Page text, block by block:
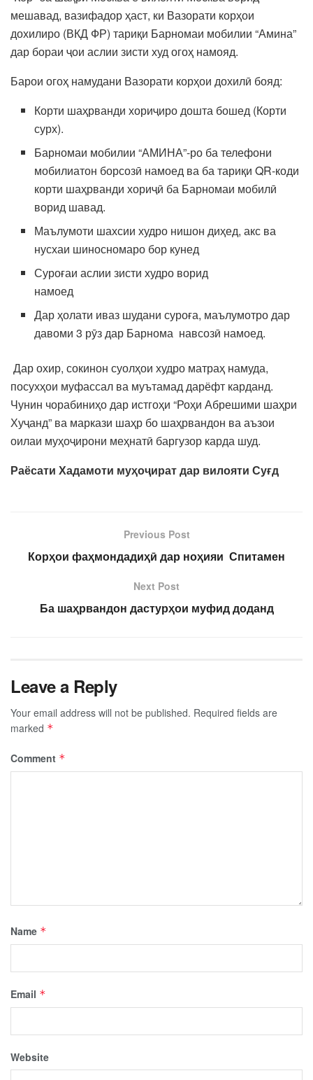
мешавад, вазифадор ҳаст, ки Вазорати корҳои
дохилиро (ВКД ФР) тариқи Барномаи мобилии “Амина”
дар бораи ҷои аслии зисти худ огоҳ намояд.
Барои огоҳ намудани Вазорати корҳои дохилӣ бояд:
Корти шаҳрванди хориҷиро дошта бошед (Корти
сурх).
Барномаи мобилии “АМИНА”-ро ба телефони
мобилиатон борсозӣ намоед ва ба тариқи QR-коди
корти шаҳрванди хориҷӣ ба Барномаи мобилӣ
ворид шавад.
Маълумоти шахсии худро нишон диҳед, акс ва
нусхаи шиносномаро бор кунед
Суроғаи аслии зисти худро ворид
намоед
Дар ҳолати иваз шудани суроға, маълумотро дар
давоми 3 рӯз дар Барнома навсозӣ намоед.
Дар охир, сокинон суолҳои худро матраҳ намуда,
посухҳои муфассал ва муътамад дарёфт карданд.
Чунин чорабиниҳо дар истгоҳи “Роҳи Абрешими шаҳри
Хуҷанд” ва маркази шаҳр бо шаҳрвандон ва аъзои
оилаи муҳоҷирони меҳнатӣ баргузор карда шуд.
Раёсати Хадамоти муҳоҷират дар вилояти Суғд
Previous Post
Корҳои фаҳмондадиҳӣ дар ноҳияи Спитамен
Next Post
Ба шаҳрвандон дастурҳои муфид доданд
Leave a Reply
Your email address will not be published. Required fields are
marked *
Comment *
Name *
Email *
Website